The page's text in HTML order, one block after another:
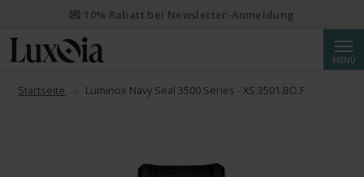
MENÜ
Startseite Luminox Navy Seal 3500 Series - XS.3501.BO.F
💌 10% Rabatt bei Newsletter-Anmeldung